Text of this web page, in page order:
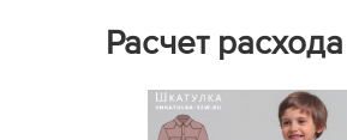
Расчет расхода